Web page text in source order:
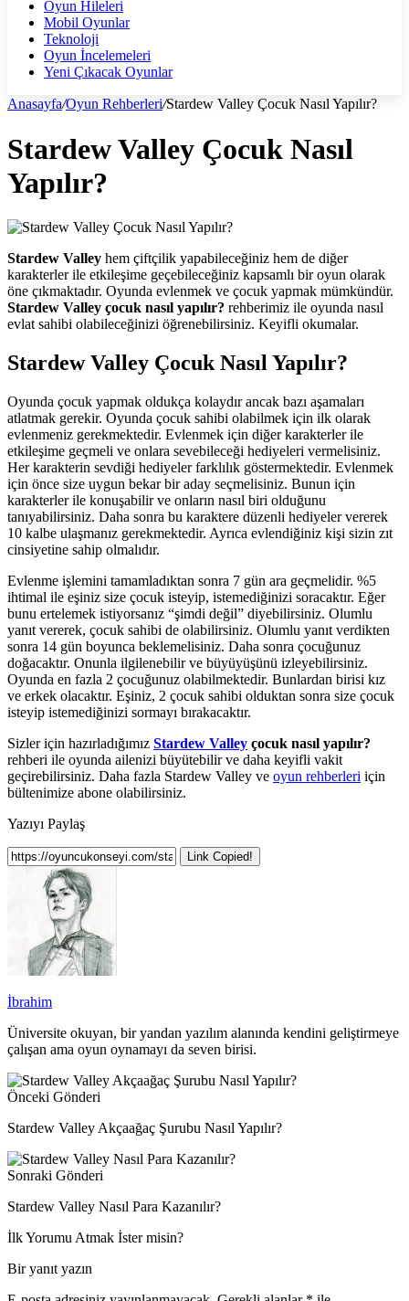
Oyun Hileleri
Mobil Oyunlar
Teknoloji
Oyun İncelemeleri
Yeni Çıkacak Oyunlar
Anasayfa/Oyun Rehberleri/Stardew Valley Çocuk Nasıl Yapılır?
Stardew Valley Çocuk Nasıl
Yapılır?
Stardew Valley hem çiftçilik yapabileceğiniz hem de diğer
karakterler ile etkileşime geçebileceğiniz kapsamlı bir oyun olarak
öne çıkmaktadır. Oyunda evlenmek ve çocuk yapmak mümkündür.
Stardew Valley çocuk nasıl yapılır? rehberimiz ile oyunda nasıl
evlat sahibi olabileceğinizi öğrenebilirsiniz. Keyifli okumalar.
Stardew Valley Çocuk Nasıl Yapılır?
Oyunda çocuk yapmak oldukça kolaydır ancak bazı aşamaları
atlatmak gerekir. Oyunda çocuk sahibi olabilmek için ilk olarak
evlenmeniz gerekmektedir. Evlenmek için diğer karakterler ile
etkileşime geçmeli ve onlara sevebileceği hediyeleri vermelisiniz.
Her karakterin sevdiği hediyeler farklılık göstermektedir. Evlenmek
için önce size uygun bekar bir aday seçmelisiniz. Bunun için
karakterler ile konuşabilir ve onların nasıl biri olduğunu
tanıyabilirsiniz. Daha sonra bu karaktere düzenli hediyeler vererek
10 kalbe ulaşmanız gerekmektedir. Ayrıca evlendiğiniz kişi sizin zıt
cinsiyetine sahip olmalıdır.
Evlenme işlemini tamamladıktan sonra 7 gün ara geçmelidir. %5
ihtimal ile eşiniz size çocuk isteyip, istemediğinizi soracaktır. Eğer
bunu ertelemek istiyorsanız “şimdi değil” diyebilirsiniz. Olumlu
yanıt vererek, çocuk sahibi de olabilirsiniz. Olumlu yanıt verdikten
sonra 14 gün boyunca beklemelisiniz. Daha sonra çocuğunuz
doğacaktır. Onunla ilgilenebilir ve büyüyüşünü izleyebilirsiniz.
Oyunda en fazla 2 çocuğunuz olabilmektedir. Bunlardan birisi kız
ve erkek olacaktır. Eşiniz, 2 çocuk sahibi olduktan sonra size çocuk
isteyip istemediğinizi sormayı bırakacaktır.
Sizler için hazırladığımız Stardew Valley çocuk nasıl yapılır?
rehberi ile oyunda ailenizi büyütebilir ve daha keyifli vakit
geçirebilirsiniz. Daha fazla Stardew Valley ve oyun rehberleri için
bültenimize abone olabilirsiniz.
Yazıyı Paylaş
Link Copied!
İbrahim
Üniversite okuyan, bir yandan yazılım alanında kendini geliştirmeye
çalışan ama oyun oynamayı da seven birisi.
Önceki Gönderi
Stardew Valley Akçaağaç Şurubu Nasıl Yapılır?
Sonraki Gönderi
Stardew Valley Nasıl Para Kazanılır?
İlk Yorumu Atmak İster misin?
Bir yanıt yazın